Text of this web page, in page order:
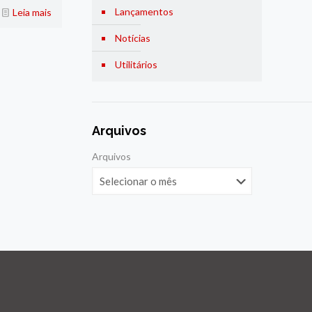
Leia mais Lançamentos
Notícias
Utilitários
Arquivos
Arquivos